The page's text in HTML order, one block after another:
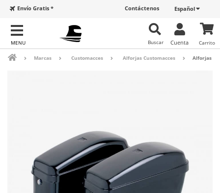
Español
Contáctenos
Envío Gratis *
Carrito
Cuenta
Buscar
Marcas Customacces Alforjas Customacces Alforjas